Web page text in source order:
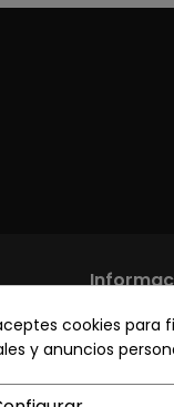
Los
Sobre
Pon tu
cookies para
y anuncios